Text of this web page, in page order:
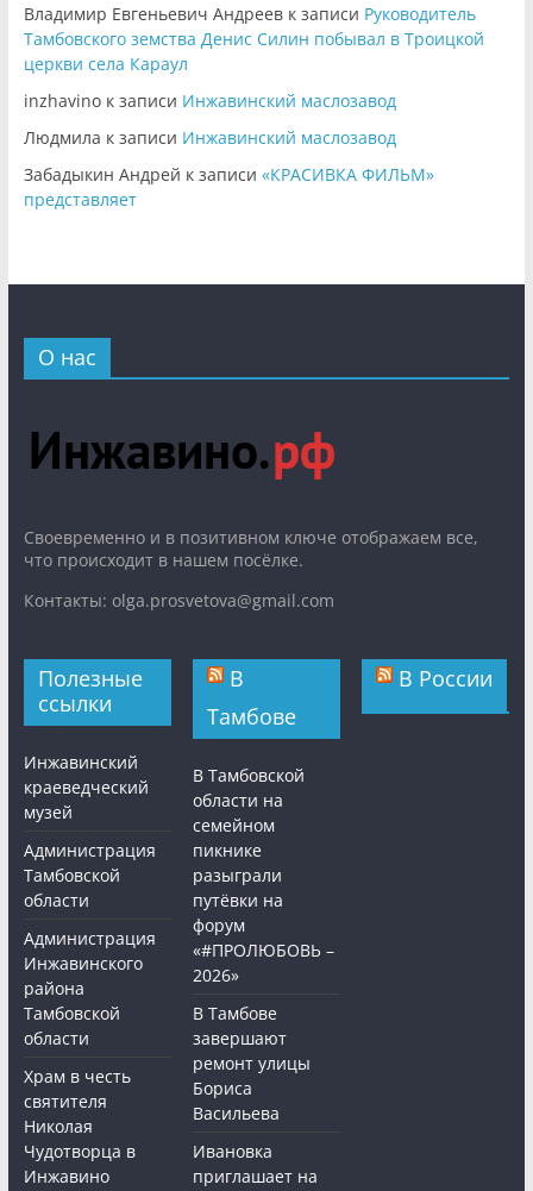
Владимир Евгеньевич Андреевк записи Руководитель
Тамбовского земства Денис Силин побывал в Троицкой
церкви села Караул
inzhavinoк записи Инжавинский маслозавод
Людмила к записи Инжавинский маслозавод
Забадыкин Андрей к записи «КРАСИВКА ФИЛЬМ»
представляет
О нас
Cвоевременно и в позитивном ключе отображаем все,
что происходит в нашем посёлке.
Контакты: olga.prosvetova@gmail.com
Полезные
ссылки
Инжавинский
краеведческий
музей
Администрация
Тамбовской
области
Администрация
Инжавинского
района
Тамбовской
области
Храм в честь
святителя
Николая
Чудотворца в
Инжавино
В
Тамбове
В Тамбовской
области на
семейном
пикнике
разыграли
путёвки на
форум
«#ПРОЛЮБОВЬ –
2026»
В Тамбове
завершают
ремонт улицы
Бориса
Васильева
Ивановка
приглашает на
В России